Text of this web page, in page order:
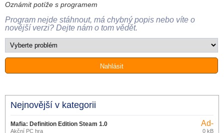
Oznámit potíže s programem
Program nejde stáhnout, má chybný popis nebo víte o
novější verzi? Dejte nám o tom vědět.
Nejnovější v kategorii
Mafia: Definition Edition Steam 1.0
Akční PC hra
Ad-
supported
0 kB